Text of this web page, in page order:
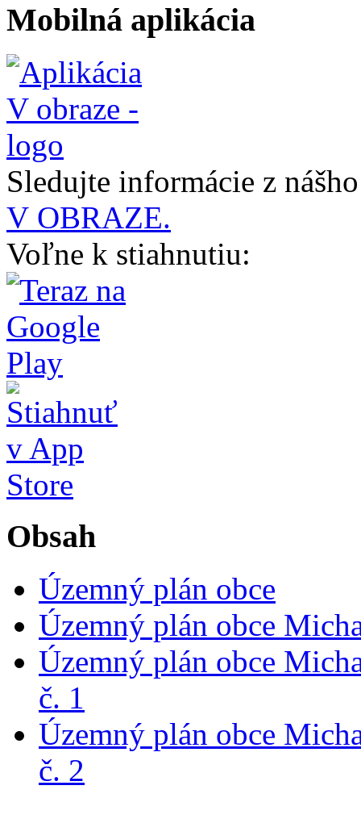
Mobilná aplikácia
Sledujte informácie z
V OBRAZE.
Voľne k stiahnutiu:
Obsah
Územný plán obce
Územný plán obce
Územný plán obce
č. 1
Územný plán obce
č. 2